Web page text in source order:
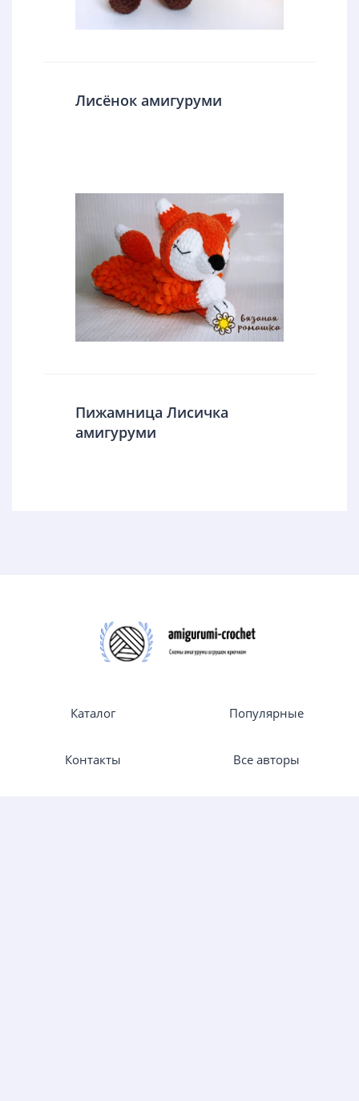
Лисёнок амигуруми
Пижамница Лисичка
амигуруми
Каталог Популярные
Контакты Все авторы